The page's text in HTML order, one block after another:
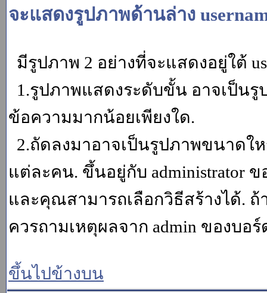
จะแสดงรูปภาพด้านล่าง
มีรูปภาพ 2 อย่างที่จะแสดงอยู่ใต้
1.รูปภาพแสดงระดับขั้น อาจเป็น
ข้อความมากน้อยเพียงใด.
2.ถัดลงมาอาจเป็นรูปภาพขนาดใ
แต่ละคน. ขึ้นอยู่กับ administrator
และคุณสามารถเลือกวิธีสร้างได้.
ควรถามเหตุผลจาก admin ของบอ
ขึ้นไปข้างบน